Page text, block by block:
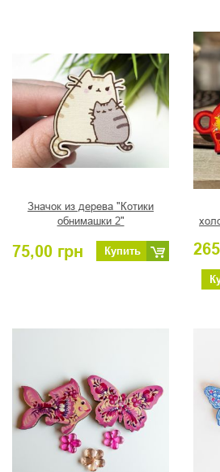
Значок из дерева "Котики
обнимашки 2"
75,00 грн Купить